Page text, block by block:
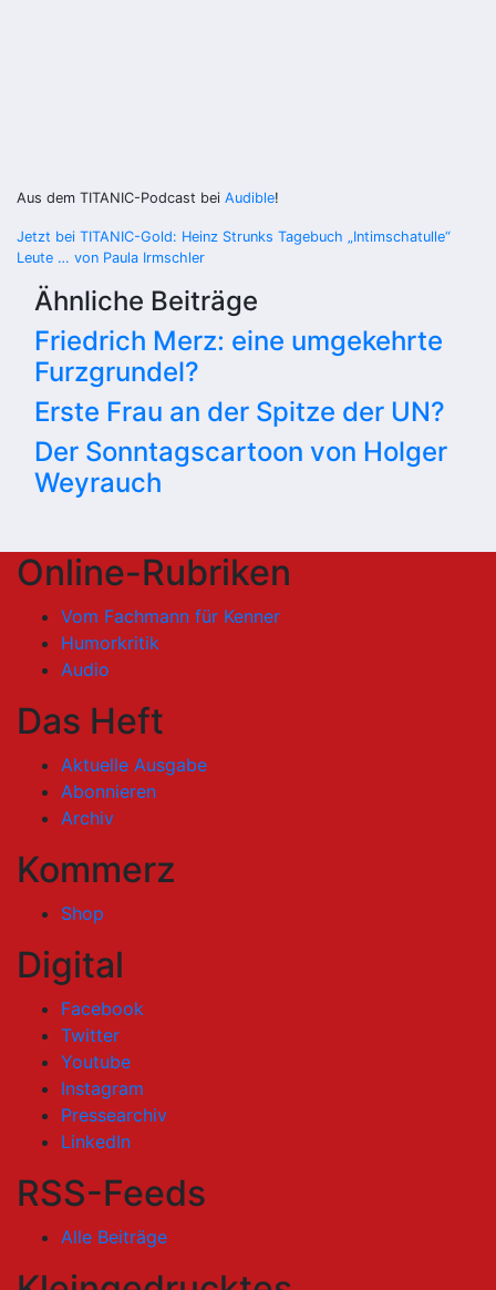
Aus dem TITANIC-Podcast bei Audible!
Beitragsnavigation
Jetzt bei TITANIC-Gold: Heinz Strunks Tagebuch „Intimschatulle“
Leute … von Paula Irmschler
Ähnliche Beiträge
Friedrich Merz: eine umgekehrte
Furzgrundel?
Erste Frau an der Spitze der UN?
Der Sonntagscartoon von Holger
Weyrauch
Online-Rubriken
Vom Fachmann für Kenner
Humorkritik
Audio
Das Heft
Aktuelle Ausgabe
Abonnieren
Archiv
Kommerz
Shop
Digital
Facebook
Twitter
Youtube
Instagram
Pressearchiv
LinkedIn
RSS-Feeds
Alle Beiträge